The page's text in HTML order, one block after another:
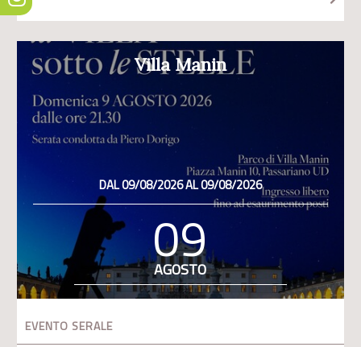
Villa Manin
DAL 09/08/2026 AL 09/08/2026
09
AGOSTO
EVENTO SERALE